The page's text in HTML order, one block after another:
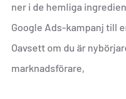
ner i de hemliga
Google Ads-kampanj till
Oavsett om du är
marknadsförare,